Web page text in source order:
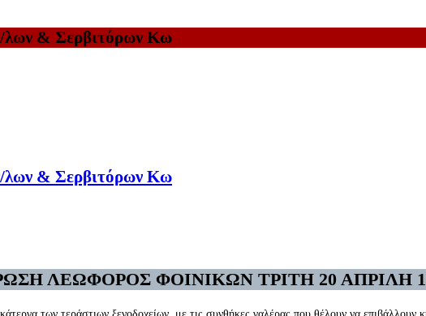
λων & Σερβιτόρων Κω
λων & Σερβιτόρων Κω
ΛΕΩΦΟΡΟΣ ΦΟΙΝΙΚΩΝ ΤΡΙΤΗ 20 ΑΠΡΙΛΗ